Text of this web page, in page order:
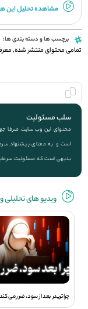
مشاهده تحلیل این
برچسب ها و دسته بندی ها:
تمامی محتوای منتشر شده,
سلب مسئولیت
محتوای این وب سایت صرفا
است و به معنای پیشنهاد
بدیهی است که مسئولیت
ویديو های تحلیلی
چرا تریدر بعد از سود، ضرر می